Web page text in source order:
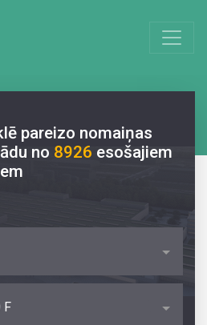
pareizo nomaiņas
no 8926 esošajiem
F